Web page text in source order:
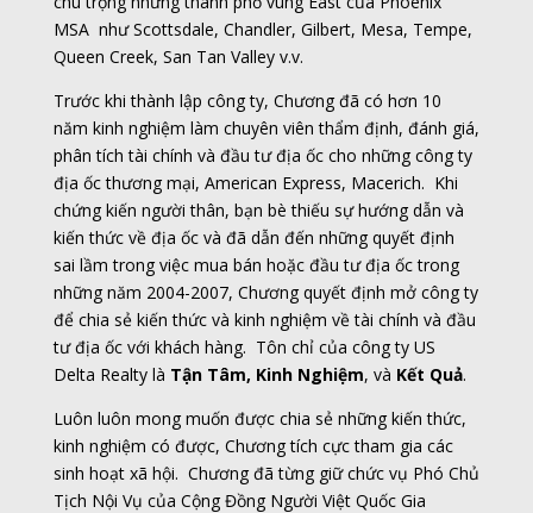
MSA như Scottsdale, Chandler, Gilbert, Mesa, Tempe,
Queen Creek, San Tan Valley v.v.
Trước khi thành lập công ty, Chương đã có hơn 10
năm kinh nghiệm làm chuyên viên thẩm định, đánh giá,
phân tích tài chính và đầu tư địa ốc cho những công ty
địa ốc thương mại, American Express, Macerich. Khi
chứng kiến người thân, bạn bè thiếu sự hướng dẫn và
kiến thức về địa ốc và đã dẫn đến những quyết định
sai lầm trong việc mua bán hoặc đầu tư địa ốc trong
những năm 2004-2007, Chương quyết định mở công ty
để chia sẻ kiến thức và kinh nghiệm về tài chính và đầu
tư địa ốc với khách hàng. Tôn chỉ của công ty US
Delta Realty là Tận Tâm, Kinh Nghiệm, và Kết Quả.
Luôn luôn mong muốn được chia sẻ những kiến thức,
kinh nghiệm có được, Chương tích cực tham gia các
sinh hoạt xã hội. Chương đã từng giữ chức vụ Phó Chủ
Tịch Nội Vụ của Cộng Đồng Người Việt Quốc Gia